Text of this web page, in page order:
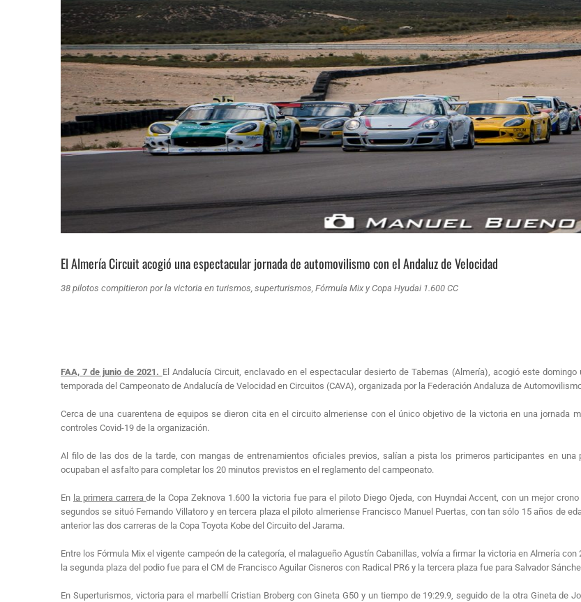
El Almería Circuit acogió una espectacular jornada de automovilismo con el Andaluz de Velocidad
38 pilotos compitieron por la victoria en turismos, superturismos, Fórmula Mix y Copa Hyudai 1.600 CC
FAA, 7 de junio de 2021. El Andalucía Circuit, enclavado en el espectacular desierto de Tabernas (Almería), acogió este
temporada del Campeonato de Andalucía de Velocidad en Circuitos (CAVA), organizada por la Federación Andaluza de
Cerca de una cuarentena de equipos se dieron cita en el circuito almeriense con el único objetivo de la victoria en una
controles Covid-19 de la organización.
Al filo de las dos de la tarde, con mangas de entrenamientos oficiales previos, salían a pista los primeros participantes en
ocupaban el asfalto para completar los 20 minutos previstos en el reglamento del campeonato.
En la primera carrerade la Copa Zeknova 1.600 la victoria fue para el piloto Diego Ojeda, con Huyndai Accent, con un mejor
segundos se situó Fernando Villatoro y en tercera plaza el piloto almeriense Francisco Manuel Puertas, con tan sólo 15 años de
anterior las dos carreras de la Copa Toyota Kobe del Circuito del Jarama.
Entre los Fórmula Mix el vigente campeón de la categoría, el malagueño Agustín Cabanillas, volvía a firmar la victoria en Almería
la segunda plaza del podio fue para el CM de Francisco Aguilar Cisneros con Radical PR6 y la tercera plaza fue para Salvador
En Superturismos, victoria para el marbellí Cristian Broberg con Gineta G50 y un tiempo de 19:29.9, seguido de la otra Gineta de